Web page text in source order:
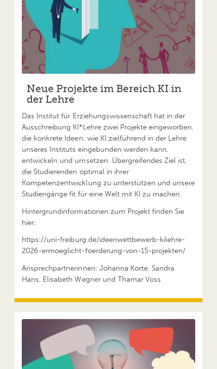
Neue Projekte im Bereich KI in
der Lehre
Das Institut für Erziehungswissenschaft hat in der
Ausschreibung KI*Lehre zwei Projekte eingeworben,
die konkrete Ideen, wie KI zielführend in der Lehre
unseres Instituts eingebunden werden kann,
entwickeln und umsetzen. Übergreifendes Ziel ist,
die Studierenden optimal in ihrer
Kompetenzentwicklung zu unterstützen und unsere
Studiengänge fit für eine Welt mit KI zu machen.
Hintergrundinformationen zum Projekt finden Sie
hier:
https://uni-freiburg.de/ideenwettbewerb-kilehre-
2026-ermoeglicht-foerderung-von-15-projekten/
Ansprechpartnerinnen: Johanna Korte, Sandra
Hans, Elisabeth Wegner und Thamar Voss